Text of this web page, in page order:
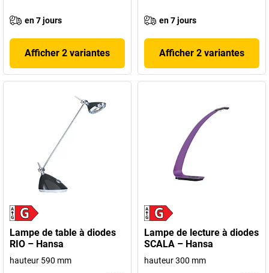
en 7 jours
Afficher 2 variantes
en 7 jours
Afficher 2 variantes
Lampe de table à diodes
RIO – Hansa
hauteur 590 mm
Lampe de lecture à diodes
SCALA – Hansa
hauteur 300 mm